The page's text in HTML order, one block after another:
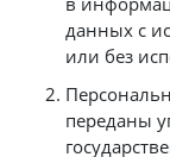
данных с
или без
переданы